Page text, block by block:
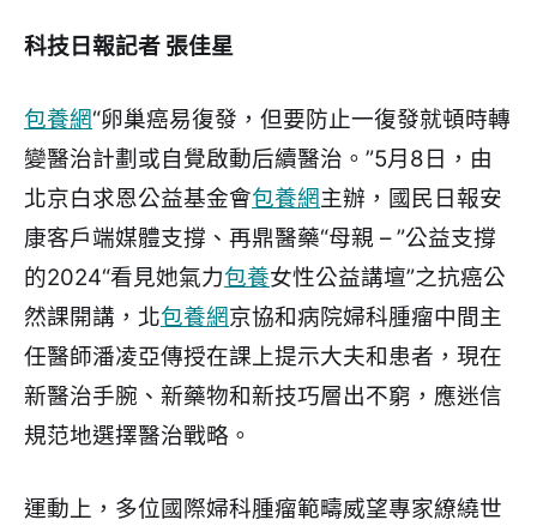
科技日報記者 張佳星
包養網“卵巢癌易復發，但要防止一復發就頓時轉
變醫治計劃或自覺啟動后續醫治。”5月8日，由
北京白求恩公益基金會包養網主辦，國民日報安
康客戶端媒體支撐、再鼎醫藥“母親 – ”公益支撐
的2024“看見她氣力包養女性公益講壇”之抗癌公
然課開講，北包養網京協和病院婦科腫瘤中間主
任醫師潘凌亞傳授在課上提示大夫和患者，現在
新醫治手腕、新藥物和新技巧層出不窮，應迷信
規范地選擇醫治戰略。
運動上，多位國際婦科腫瘤範疇威望專家繚繞世